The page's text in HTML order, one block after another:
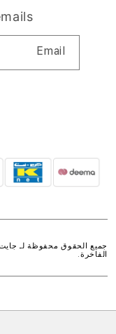
Email
جميع الحقوق محفوظة لـ جايت 2025 © من
الفاخرة.